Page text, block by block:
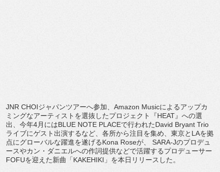
JNR CHOIジャパンツアーへ参加、 Amazon Musicによるアップカ
ミングなアーティストを選抜したプロジ ェクト『HEAT』への選
出、今年4月にはBLUE NOTE PLACEで行われたDavid Bryant Trio
ライブにゲスト出演するなど、各所から注目を集め、 東京と LAを拠
点にグローバルな躍進を遂げるKona Roseが、 SARA-Jのプロデュ
ースやカン・ ダニエルへの作詞提供などで活躍するプロデューサー
FOFUを迎えた新曲「KAKEHIKI 」を本日リリースした。